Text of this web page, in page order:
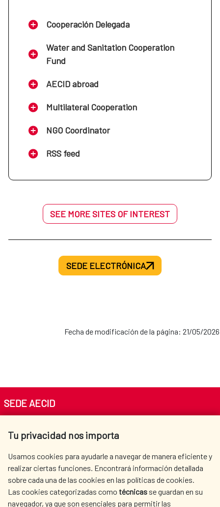
Cooperación Delegada
Water and Sanitation Cooperation
Fund
AECID abroad
Multilateral Cooperation
NGO Coordinator
RSS feed
SEE MORE SITES OF INTEREST
SEDE ELECTRÓNICA
Fecha de modificación de la página: 21/05/2026
Tu privacidad nos importa
Usamos cookies para ayudarle a navegar de manera eficiente y
realizar ciertas funciones. Encontrará información detallada
sobre cada una de las cookies en las políticas de cookies.
Las cookies categorizadas como técnicas se guardan en su
navegador, ya que son esenciales para permitir las
SEDE AECID
Tel. +34 900 20 30 54​​​​​​​
AECID
WHERE DO WE COOPERATE?
SPANISH HUMANITARIAN
PRESS ROOM